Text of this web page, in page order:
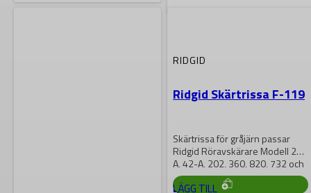
Ridgid Skärtrissa F-229
Skärtrissa för stål och mjukjärn
466-HWS…
745kr
LÄGG TILL
RIDGID
Ridgid Skärtrissa F-119
Skärtrissa för gråjärn passar
Ridgid Röravskärare Modell 2-
A, 42-A, 202, 360, 820, 732 och
763
460kr